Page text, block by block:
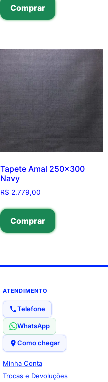
Comprar
Tapete Amal 250×300
Navy
R$ 2.779,00
Comprar
ATENDIMENTO
Telefone
WhatsApp
Como chegar
Minha Conta
Trocas e Devoluções